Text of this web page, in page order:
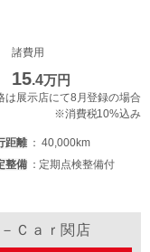
諸費用
15.4万円
は展示店にて8月登録の場合
※消費税10%込み
距離
40,000km
整備
定期点検整備付
Ｃａｒ関店